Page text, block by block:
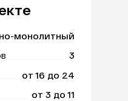
монолитный
3
от 16 до 24
от 3 до 11